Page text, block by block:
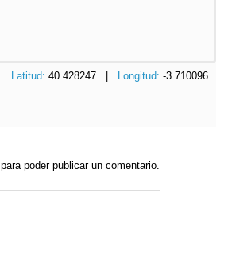
Latitud: 40.428247 | Longitud: -3.710096
para poder publicar un comentario.